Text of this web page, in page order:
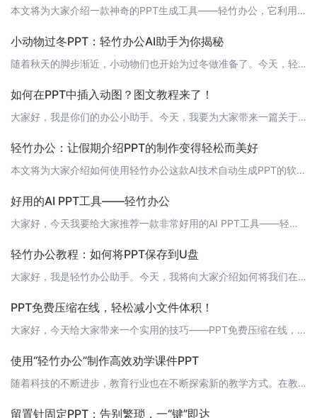
本文将为大家介绍一款神奇的PPT生成工具——轻竹办公，它利用AI技术自动生成PPT，让您的演示文稿制作变得更加轻松高效。 1. 简介轻竹办公是一款专注于PPT自动生成的办公软件，它结合了先进的AI技术，帮助用户快速制作出高质量、个性化的演示文稿。无论您是企业职员、教师、还是自由职业者，轻竹办公都能为您提供极大的便利。 2. 功能特点 2.1 自动生成PPT轻竹办公的核心功能就是自动生成PPT。您只
小动物过冬PPT：轻竹办公AI助手为你揭秘
随着秋天的脚步渐近，小动物们也开始为过冬做准备了。今天，轻竹办公AI助手帮你带来了一篇关于小动物过冬的PPT教程，让我们一起来看看这些可爱的小动物们是如何应对寒冷的冬天的吧！ 封面标题：小动物过冬PPT副标题：轻竹办公AI助手为你揭秘 目录1. 小动物过冬的前期准备2. 小动物们的取暖方式3. 食物储备与寻找4. 冬眠与迁徙5. 人类如何帮助小动物过冬 1. 小动物过冬的前期准备小动物们在冬天到来
如何在PPT中插入动图？图文教程来了！
大家好，我是你们的办公小助手。今天，我要为大家带来一篇关于如何在PPT中插入动图的图文教程。掌握了这个技巧，你的PPT将更加生动有趣，让观看者眼前一亮。接下来，我们就开始吧！ 第一步：准备动图首先，你需要准备一张你想要插入的动图。动图可以使用.gif格式，也可以是其他格式，比如.mp4。如果你还没有动图，可以使用一些图片编辑软件，如Adobe Photoshop或者在线动图生成器来制作。 第二步：
轻竹办公：让假期介绍PPT的制作变得轻松而美好
本文将为大家介绍如何使用轻竹办公这款AI技术自动生成PPT的软件，来快速制作一份精美的假期介绍PPT，让您的假期生活更加丰富多彩。 1. 打开轻竹办公首先，请确保您已经下载并安装了轻竹办公这款软件。如果还没有安装，可以访问[轻竹办公官网](https://www.qzoffice.com)进行下载。安装完成后，打开轻竹办公，选择“新建PPT”开始制作。 2. 选择模板在轻竹办公的模板库中，有许多精
好用的AI PPT工具——轻竹办公
大家好，今天我要给大家推荐一款非常好用的AI PPT工具——轻竹办公。这是一款能够通过AI技术自动生成PPT的软件，让你的工作效率大大提升。让我们一起来看看轻竹办公的亮点吧！ 1. AI智能生成轻竹办公的最大特点就是能够通过AI技术自动生成PPT，你只需输入主题和内容，AI就会为你生成精美的PPT，让你省去繁琐的排版工作，专注于内容的创作。 2. 丰富的模板轻竹办公提供了丰富的PPT模板，无论是商
轻竹办公教程：如何将PPT保存到U盘
大家好，我是轻竹办公助手。今天，我将向大家介绍如何将我们在轻竹办公平台上制作的PPT保存到U盘。这是一个简单而实用的操作，让你可以在任何地方展示你的精彩演示。 打开轻竹办公首先，请确保你已经安装了轻竹办公软件，并成功登录。如果没有安装，请访问[轻竹办公官网](https://www.qzoffice.com)下载并安装。 打开或创建PPT在轻竹办公界面，点击“新建”选择“PPT”，然后开始你的演示
PPT免费压缩在线，轻松减小文件体积！
大家好，今天给大家带来一个实用的技巧——PPT免费压缩在线，让你轻松减小文件体积，提升办公效率！ 为什么要压缩PPT文件？在日常办公中，我们经常需要分享和传输PPT文件。如果文件体积过大，不仅上传下载浪费时间，还可能因为网络限制而无法顺利传输。因此，对PPT文件进行压缩是非常必要的。 如何实现PPT免费压缩在线？这里我们要用到一款非常好用的工具——轻竹办公（https://www.qzoffice
使用“轻竹办公”制作高效劝学课件PPT
随着科技的不断进步，教育行业也在不断探索新的教学方式。在教学中，课件PPT的作用越来越重要。一份设计精美、内容丰富的课件PPT，不仅能提高学生的学习兴趣，还能帮助学生更好地理解和记忆知识点。今天，我将与大家分享如何使用AI技术自动生成PPT的“轻竹办公”软件，来制作一份关于劝学的课件PPT。 1. 打开“轻竹办公”软件首先，你需要打开“轻竹办公”软件。如果你还没有安装，可以访问[https://w
留置针固定PPT：告别繁琐，一“键”即达